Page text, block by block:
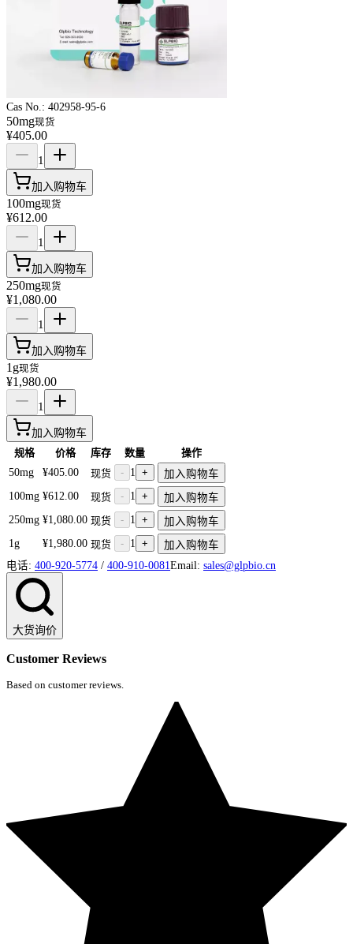
Cas No.: 402958-95-6
50mg现货
¥405.00
1
加入购物车
100mg现货
¥612.00
1
加入购物车
250mg现货
¥1,080.00
1
加入购物车
1g现货
¥1,980.00
1
加入购物车
规格 价格 库存 数量
操作
50mg
¥405.00 现货 - 1 +
加入购物车
100mg ¥612.00 现货 - 1 +
加入购物车
250mg ¥1,080.00 现货 - 1 +
加入购物车
1g
¥1,980.00 现货 - 1 +
加入购物车
电话: 400-920-5774 / 400-910-0081 Email: sales@glpbio.cn
大货询价
Customer Reviews
Based on customer reviews.